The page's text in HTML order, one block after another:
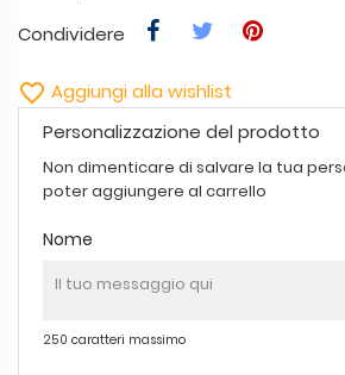
Condividere
 Aggiungi alla wishlist
Personalizzazione del prodotto
Non dimenticare di salvare la tua
poter aggiungere al carrello
Nome
250 caratteri massimo